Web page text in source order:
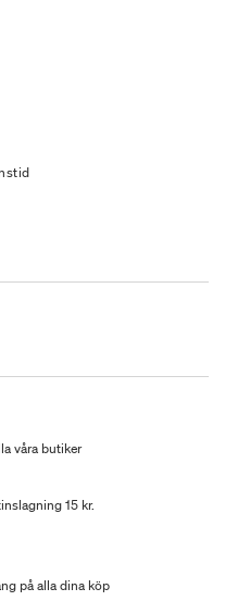
våra butiker
15 kr.
på alla dina köp